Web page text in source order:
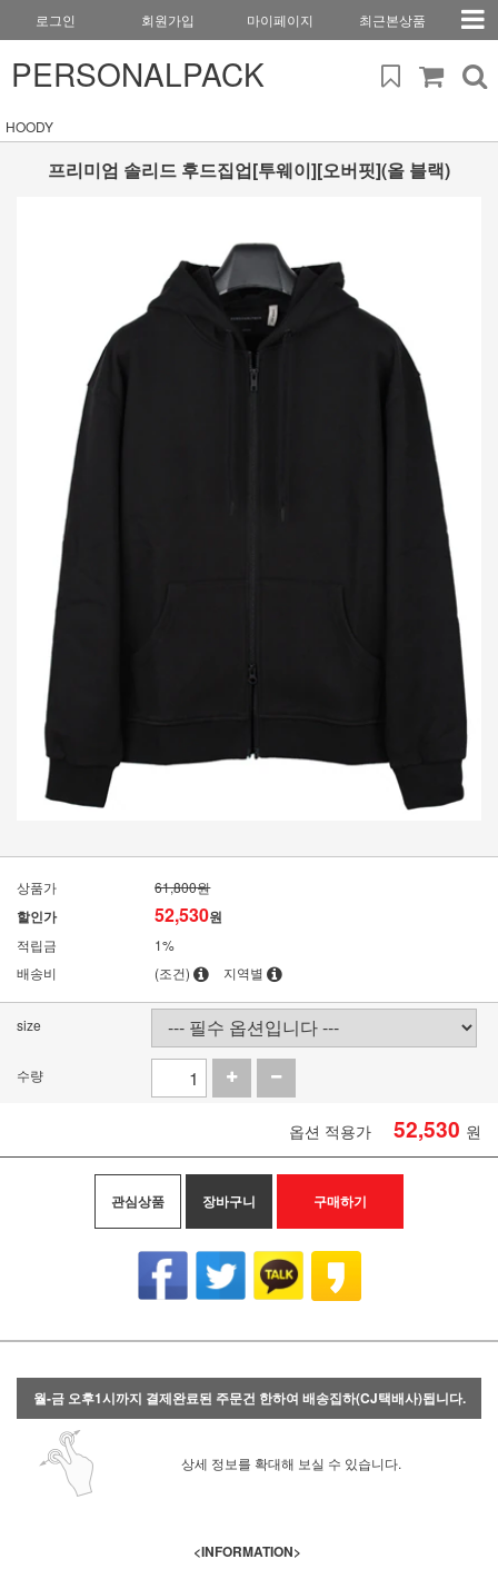
로그인 회원가입 마이페이지 최근본상품
PERSONALPACK
HOODY
프리미엄 솔리드 후드집업[투웨이][오버핏](올 블랙)
상품가 61,800원
할인가 52,530원
적립금
1%
배송비
(조건) 지역별
size
수량
옵션 적용가 52,530 원
관심상품 장바구니 구매하기
월-금 오후1시까지 결제완료된 주문건 한하여 배송집하(CJ택배사)됩니다.
상세 정보를 확대해 보실 수 있습니다.
<INFORMATION>